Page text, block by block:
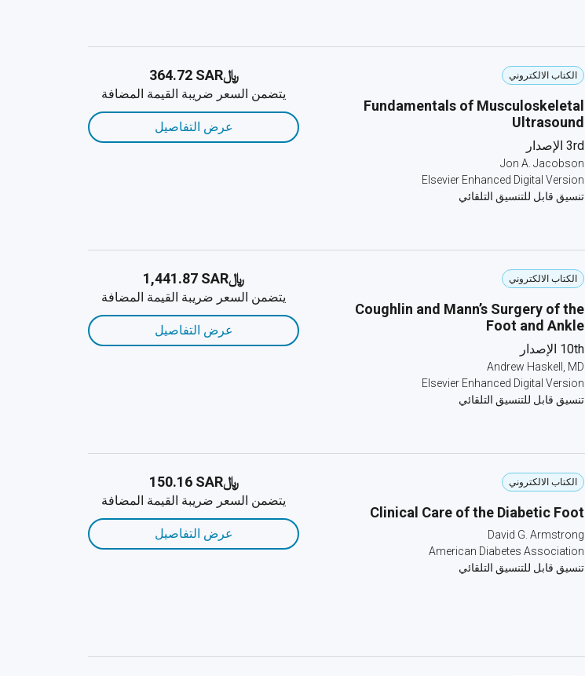
الكتاب الالكتروني
Fundamentals of Musculoskeletal
Ultrasound
3rd الإصدار
Jon A. Jacobson
Elsevier Enhanced Digital Version
تنسيق قابل للتنسيق التلقائي
﷼‎364.72 SAR
يتضمن السعر ضريبة القيمة المضافة
عرض التفاصيل
الكتاب الالكتروني
Coughlin and Mann’s Surgery of the
Foot and Ankle
10th الإصدار
Andrew Haskell, MD
Elsevier Enhanced Digital Version
تنسيق قابل للتنسيق التلقائي
﷼‎1,441.87 SAR
يتضمن السعر ضريبة القيمة المضافة
عرض التفاصيل
الكتاب الالكتروني
Clinical Care of the Diabetic Foot
David G. Armstrong
American Diabetes Association
تنسيق قابل للتنسيق التلقائي
﷼‎150.16 SAR
يتضمن السعر ضريبة القيمة المضافة
عرض التفاصيل